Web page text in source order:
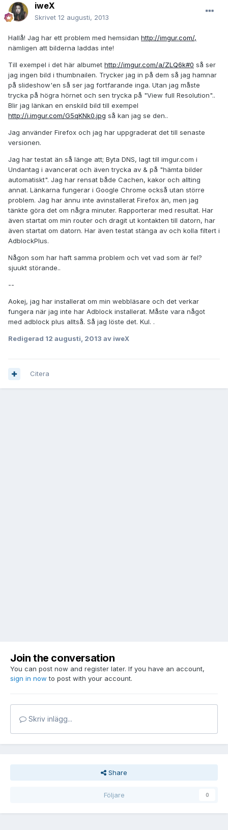
iweX
Skrivet 12 augusti, 2013
Hallå! Jag har ett problem med hemsidan http://imgur.com/,
nämligen att bilderna laddas inte!
Till exempel i det här albumet http://imgur.com/a/ZLQ6k#0 så ser
jag ingen bild i thumbnailen. Trycker jag in på dem så jag hamnar
på slideshow'en så ser jag fortfarande inga. Utan jag måste
trycka på högra hörnet och sen trycka på "View full Resolution"..
Blir jag länkan en enskild bild till exempel
http://i.imgur.com/G5qKNk0.jpg så kan jag se den..
Jag använder Firefox och jag har uppgraderat det till senaste
versionen.
Jag har testat än så länge att; Byta DNS, lagt till imgur.com i
Undantag i avancerat och även trycka av & på "hämta bilder
automatiskt". Jag har rensat både Cachen, kakor och allting
annat. Länkarna fungerar i Google Chrome också utan större
problem. Jag har ännu inte avinstallerat Firefox än, men jag
tänkte göra det om några minuter. Rapporterar med resultat. Har
även startat om min router och dragit ut kontakten till datorn, har
även startat om datorn. Har även testat stänga av och kolla filtert i
AdblockPlus.
Någon som har haft samma problem och vet vad som är fel?
sjuukt störande..
--
Aokej, jag har installerat om min webbläsare och det verkar
fungera när jag inte har Adblock installerat. Måste vara något
med adblock plus alltså. Så jag löste det. Kul. .
Redigerad 12 augusti, 2013 av iweX
Citera
Join the conversation
You can post now and register later. If you have an account,
sign in now to post with your account.
Skriv inlägg...
Share
Följare 0